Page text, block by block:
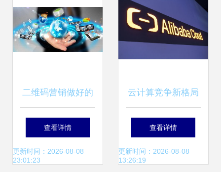
二维码营销做好的
要注意什么 有哪些
流程 该怎么推广
查看详情
更新时间：2026-08-08
23:01:23
云计算竞争新格局
阿里云领跑，谷歌
重构，UCloud迎挑
查看详情
更新时间：2026-08-08
13:26:19